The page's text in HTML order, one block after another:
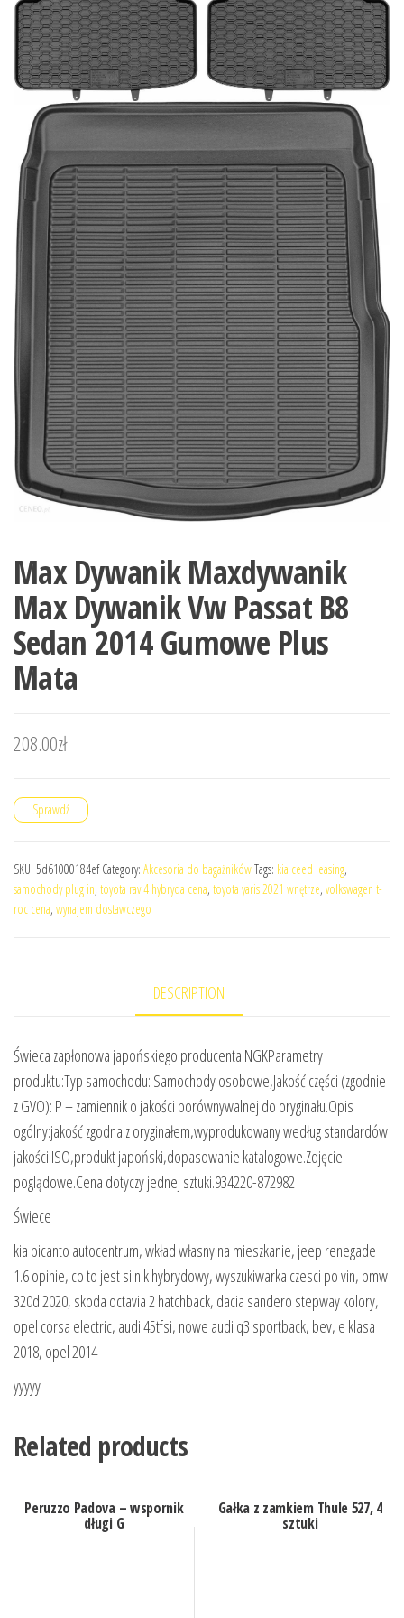
Max Dywanik Maxdywanik
Max Dywanik Vw Passat B8
Sedan 2014 Gumowe Plus
Mata
208.00zł
Sprawdź
SKU: 5d61000184ef Category: Akcesoria do bagażnikówTags: kia ceed leasing,
samochody plug in, toyota rav 4 hybryda cena, toyota yaris 2021 wnętrze, volkswagen t-
roc cena, wynajem dostawczego
DESCRIPTION
Świeca zapłonowa japońskiego producenta NGKParametry
produktu:Typ samochodu: Samochody osobowe,Jakość części (zgodnie
z GVO): P – zamiennik o jakości porównywalnej do oryginału.Opis
ogólny:jakość zgodna z oryginałem,wyprodukowany według standardów
jakości ISO,produkt japoński,dopasowanie katalogowe.Zdjęcie
poglądowe.Cena dotyczy jednej sztuki.934220-872982
Świece
kia picanto autocentrum, wkład własny na mieszkanie, jeep renegade
1.6 opinie, co to jest silnik hybrydowy, wyszukiwarka czesci po vin, bmw
320d 2020, skoda octavia 2 hatchback, dacia sandero stepway kolory,
opel corsa electric, audi 45tfsi, nowe audi q3 sportback, bev, e klasa
2018, opel 2014
yyyyy
Related products
Peruzzo Padova – wspornik
długi G
Gałka z zamkiem Thule 527, 4
sztuki